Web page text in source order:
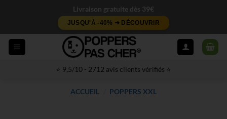
Livraison gratuite dès 39€
JUSQU'À -40% ➜ DÉCOUVRIR
⭐ 9,5/10 - 2712 avis clients vérifiés ⭐
ACCUEIL POPPERS XXL